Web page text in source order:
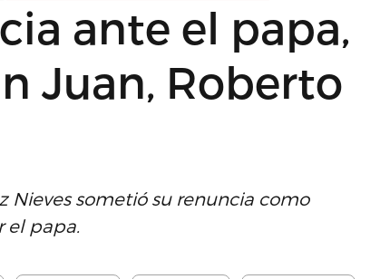
ante el papa,
Juan, Roberto
Nieves sometió su renuncia como
el papa.